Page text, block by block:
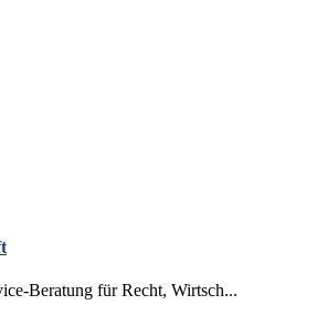
Beratung für Recht, Wirtsch...